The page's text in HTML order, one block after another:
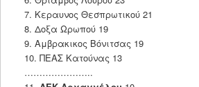
7. Κεραυνος Θεσπρωτικού 21
8. Δοξα Ωρωπού 19
9. Αμβρακικος Βόνιτσας 19
10. ΠΕΑΣ Κατούνας 13
…………………..